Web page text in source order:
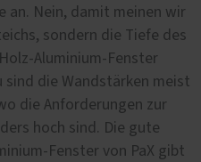
an. Nein, damit meinen wir
sondern die Tiefe des
Aluminium-Fenster
die Wandstärken meist
die Anforderungen zur
hoch sind. Die gute
Fenster von PaX gibt